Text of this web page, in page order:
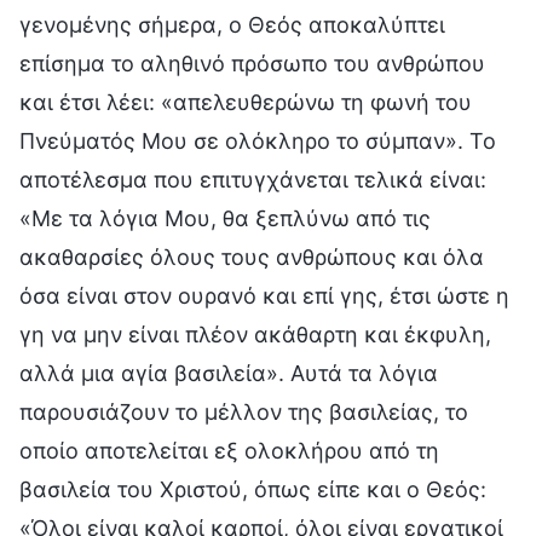
γενομένης σήμερα, ο Θεός αποκαλύπτει
επίσημα το αληθινό πρόσωπο του ανθρώπου
και έτσι λέει: «απελευθερώνω τη φωνή του
Πνεύματός Μου σε ολόκληρο το σύμπαν». Το
αποτέλεσμα που επιτυγχάνεται τελικά είναι:
«Με τα λόγια Μου, θα ξεπλύνω από τις
ακαθαρσίες όλους τους ανθρώπους και όλα
όσα είναι στον ουρανό και επί γης, έτσι ώστε η
γη να μην είναι πλέον ακάθαρτη και έκφυλη,
αλλά μια αγία βασιλεία». Αυτά τα λόγια
παρουσιάζουν το μέλλον της βασιλείας, το
οποίο αποτελείται εξ ολοκλήρου από τη
βασιλεία του Χριστού, όπως είπε και ο Θεός:
«Όλοι είναι καλοί καρποί, όλοι είναι εργατικοί